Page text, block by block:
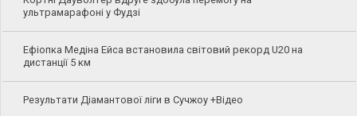
ультрамарафоні у Фудзі
Ефіопка Медіна Ейса встановила світовий рекорд U20 на
дистанції 5 км
Результати Діамантової ліги в Сучжоу +Відео